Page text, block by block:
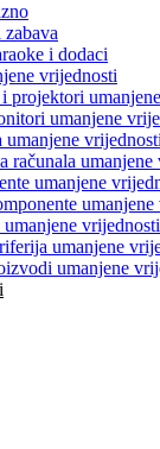
i dodaci
vrijednosti
projektori
umanjene
umanjene vrijednosti
računala
umanjene
umanjene
vrijednosti
umanjene
umanjene